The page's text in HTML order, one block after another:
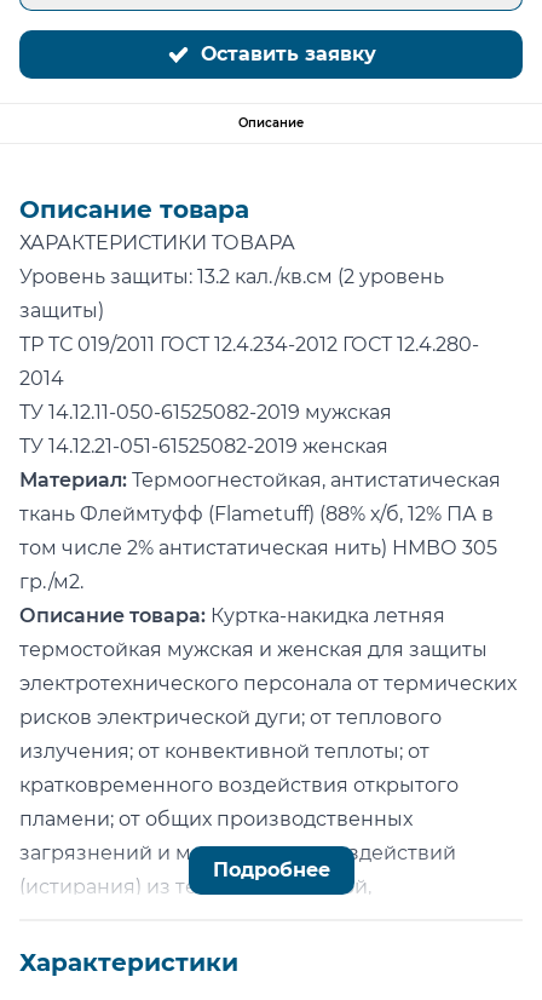
Оставить заявку
Описание
Описание товара
ХАРАКТЕРИСТИКИ ТОВАРА
Уровень защиты: 13.2 кал./кв.см (2 уровень
защиты)
ТР ТС 019/2011 ГОСТ 12.4.234-2012 ГОСТ 12.4.280-
2014
ТУ 14.12.11-050-61525082-2019 мужская
ТУ 14.12.21-051-61525082-2019 женская
Материал: Термоогнестойкая, антистатическая
ткань Флеймтуфф (Flametuff) (88% х/б, 12% ПА в
том числе 2% антистатическая нить) НМВО 305
гр./м2.
Описание товара: Куртка-накидка летняя
термостойкая мужская и женская для защиты
электротехнического персонала от термических
рисков электрической дуги; от теплового
излучения; от конвективной теплоты; от
кратковременного воздействия открытого
пламени; от общих производственных
загрязнений и механических воздействий
(истирания) из термоогнестойкой,
(88% х/б, 12% ПА в том числе 2% антистатическая
Подробнее
Характеристики